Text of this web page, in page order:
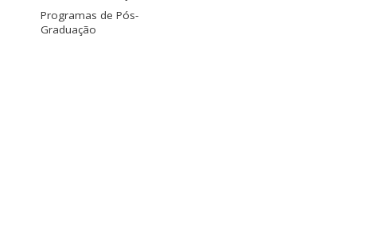
Programas de Pós-
Graduação